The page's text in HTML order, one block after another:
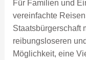
Für Familien und
vereinfachte
Staatsbürgerschaft
reibungsloseren
Möglichkeit, eine